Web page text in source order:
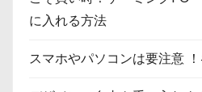
に入れる方法
スマホやパソコンは要注意